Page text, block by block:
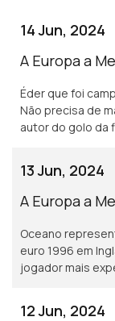
14 Jun, 2024
A Europa a
Éder que foi
Não precisa de
autor do golo da
13 Jun, 2024
A Europa a
Oceano
euro 1996 em
jogador mais
12 Jun, 2024